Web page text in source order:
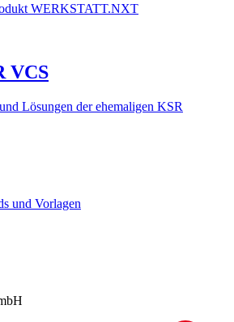
WERKSTATT.NXT
VCS
Lösungen der ehemaligen KSR
und Vorlagen